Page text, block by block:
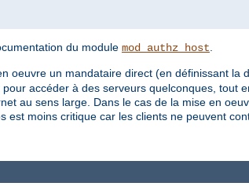
du module mod_authz_host
oeuvre un mandataire direct (en définissant la
accéder à des serveurs quelconques, tout
au sens large. Dans le cas de la mise en
est moins critique car les clients ne peuvent